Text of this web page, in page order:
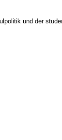
und der